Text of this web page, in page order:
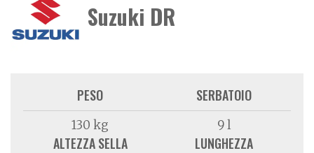
Suzuki DR
PESO
130 kg
SERBATOIO
9 l
ALTEZZA SELLA LUNGHEZZA